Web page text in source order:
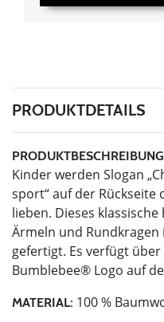
PRODUKTDETAILS
Kinder werden Slogan
sport“ auf der Rückseite
lieben. Dieses
Ärmeln und
gefertigt. Es verfügt
Bumblebee® Logo auf
MATERIAL: 100 %